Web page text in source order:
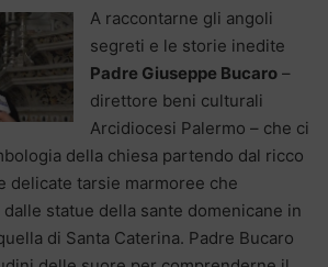
A raccontarne gli angoli
segreti e le storie inedite
Padre Giuseppe Bucaro –
direttore beni culturali
Arcidiocesi Palermo – che ci
della chiesa partendo dal ricco
delicate tarsie marmoree che
statue della sante domenicane in
di Santa Caterina. Padre Bucaro